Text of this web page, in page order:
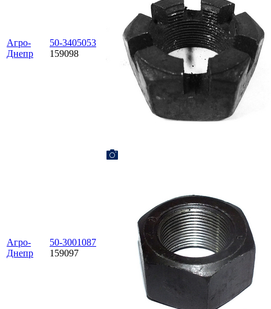
Агро-
Днепр
50-3405053
159098
Агро-
Днепр
50-3001087
159097